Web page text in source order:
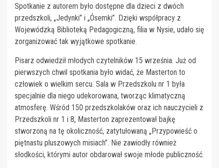
Spotkanie z autorem było dostępne dla dzieci z dwóch
przedszkoli, „Jedynki” i „Ósemki”. Dzięki współpracy z
Wojewódzką Biblioteką Pedagogiczną, filia w Nysie, udało się
zorganizować tak wyjątkowe spotkanie.
Pisarz odwiedził młodych czytelników 15 września. Już od
pierwszych chwil spotkania było widać, że Masterton to
człowiek o wielkim sercu. Sala w Przedszkolu nr 1 była
specjalnie dla niego udekorowana, tworząc klimatyczną
atmosferę. Wśród 150 przedszkolaków oraz ich nauczycieli z
Przedszkoli nr 1 i 8, Masterton zaprezentował bajkę
stworzoną na tę okoliczność, zatytułowaną „Przypowieść o
piętnastu pluszowych misiach”. Nie zawiodły również
słodkości, którymi autor obdarował swoje młode publiczność.